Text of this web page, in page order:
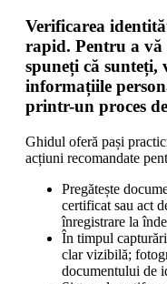
Verificarea
rapid. Pentru a vă
spuneți că sunteți,
informațiile
printr-un proces
Ghidul oferă pași
acțiuni recomandate
Pregătește
certificat sau act
înregistrare la
În timpul
clar vizibilă;
documentului de